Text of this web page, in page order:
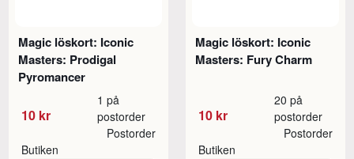
Magic löskort: Iconic
Masters: Prodigal
Pyromancer
10 kr
1 på
postorder
Butiken
Postorder
Magic löskort: Iconic
Masters: Fury Charm
10 kr
20 på
postorder
Butiken
Postorder